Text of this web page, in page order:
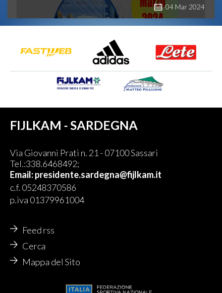
04 Mar 2024
FIJLKAM - SARDEGNA
Via Giovanni Prati n. 21 - 07100 Sassari
Tel.:338.6468492;
Email:presidente.sardegna@fijlkam.it
c.f. 05248370586
p.iva 01379961004
Feed rss
Cerca
Mappa del Sito